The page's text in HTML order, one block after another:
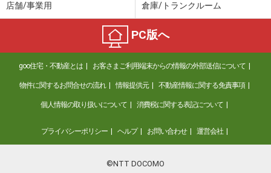
店舗/事業用 倉庫/トランクルーム
PC版へ
goo住宅・不動産とは お客さまご利用端末からの情報の外部送信について
物件に関するお問合せの流れ 情報提供元 不動産情報に関する免責事項
個人情報の取り扱いについて 消費税に関する表記について
プライバシーポリシー ヘルプ お問い合わせ 運営会社
©NTT DOCOMO